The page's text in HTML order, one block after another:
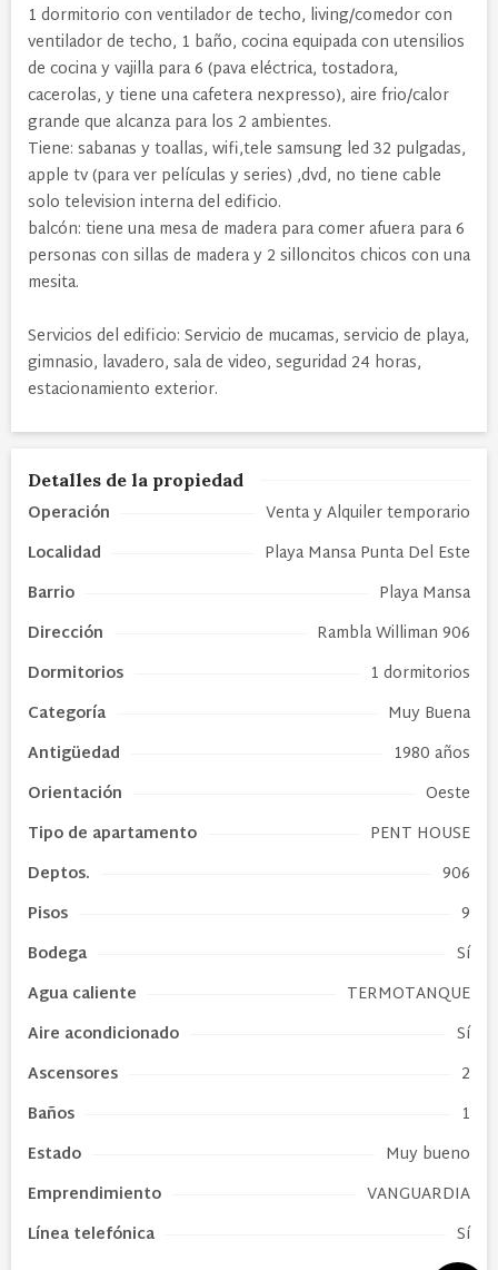
1 dormitorio con ventilador de techo, living/comedor con
ventilador de techo, 1 baño, cocina equipada con utensilios
de cocina y vajilla para 6 (pava eléctrica, tostadora,
cacerolas, y tiene una cafetera nexpresso), aire frio/calor
grande que alcanza para los 2 ambientes.
Tiene: sabanas y toallas, wifi,tele samsung led 32 pulgadas,
apple tv (para ver películas y series) ,dvd, no tiene cable
solo television interna del edificio.
balcón: tiene una mesa de madera para comer afuera para 6
personas con sillas de madera y 2 silloncitos chicos con una
mesita.
Servicios del edificio: Servicio de mucamas, servicio de playa,
gimnasio, lavadero, sala de video, seguridad 24 horas,
estacionamiento exterior.
Detalles de la propiedad
Operación
Venta y Alquiler temporario
Localidad
Playa Mansa Punta Del Este
Barrio
Playa Mansa
Dirección
Rambla Williman 906
Dormitorios
1 dormitorios
Categoría
Muy Buena
Antigüedad
1980 años
Orientación
Oeste
Tipo de apartamento
PENT HOUSE
Deptos.
906
Pisos
9
Bodega
Sí
Agua caliente
TERMOTANQUE
Aire acondicionado
Sí
Ascensores
2
Baños
1
Estado
Muy bueno
Emprendimiento
VANGUARDIA
Línea telefónica
Sí